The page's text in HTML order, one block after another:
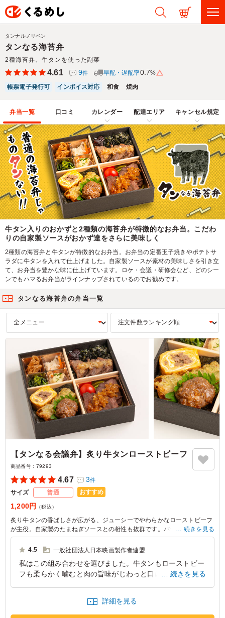
タンなる海苔弁
2種海苔弁、牛タンを使った副菜
タンナルノリベン
4.61 9件 早配・遅配率0.7%
帳票電子発行可
インボイス対応 和食 焼肉
弁当一覧 口コミ カレンダー 配達エリア キャンセル規定
牛タン入りのおかずと2種類の海苔弁が特徴的なお弁当。こだわ
りの自家製ソースがおかず達をさらに美味しく
2種類の海苔弁と牛タンが特徴的なお弁当。お弁当の定番玉子焼きやポテトサ
ラダに牛タンを入れて仕上げました。自家製ソースが素材の美味しさを引き立
て、お弁当を豊かな味に仕上げています。ロケ・会議・研修会など、どのシー
ンでもハマるお弁当がラインナップされているのでお勧めです。
タンなる海苔弁の弁当一覧
【タンなる会議弁】炙り牛タンローストビーフ
商品番号： 79293
4.67 3件
サイズ 普通 おすすめ
1,200円 （税込）
炙り牛タンの香ばしさが広がる、ジューシーでやわらかなローストビーフ
が主役。自家製のたまねぎソースとの相性も抜群です。バランス良く揃え
た付け合わせが、食が進むこと間違いなし。ビジネスランチや特別な日の
ひと品にもぴったりです。
続きを見る
4.5 一般社団法人日本映画製作者連盟
私はこの組み合わせを選びました。牛タンもローストビー
フも柔らかく噛むと肉の旨味がじわっと口に広がります。
東京都中央区日本橋2026/07/25
続きを見る
詳細を見る